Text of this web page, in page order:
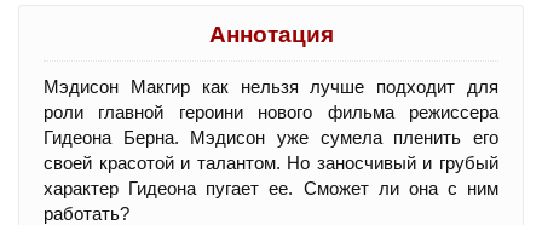
Аннотация
Мэдисон Макгир как нельзя лучше подходит для
роли главной героини нового фильма режиссера
Гидеона Берна. Мэдисон уже сумела пленить его
своей красотой и талантом. Но заносчивый и грубый
характер Гидеона пугает ее. Сможет ли она с ним
работать?